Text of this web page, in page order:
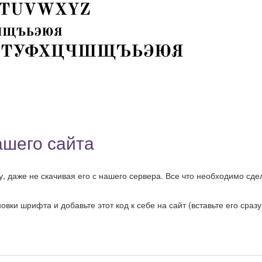
сайта
не скачивая его с нашего сервера. Все что необходимо
шрифта и добавьте этот код к себе на сайт (вставьте его